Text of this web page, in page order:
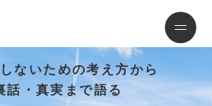
ないための考え方から
話・真実まで語る